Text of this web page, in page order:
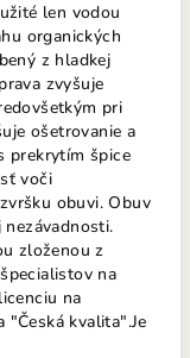
len vodou
organických
z hladkej
zvyšuje
pri
ošetrovanie a
prekrytím špice
voči
obuvi. Obuv
zloženou z
na
na
"Česká kvalita".Je